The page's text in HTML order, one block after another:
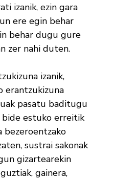
izanik, ezin gara
ere egin behar
behar dugu gure
zer nahi duten.
izanik,
erantzukizuna
pasatu baditugu
bide estuko erreitik
sustrai sakonak
gizartearekin
gainera,